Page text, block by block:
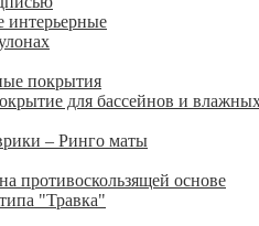
интерьерные
покрытия
для бассейнов и
– Ринго маты
противоскользящей основе
"Травка"